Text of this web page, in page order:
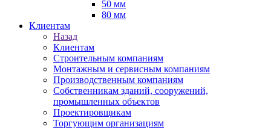
50 мм
80 мм
Клиентам
Назад
Клиентам
Строительным компаниям
Монтажным и сервисным компаниям
Производственным компаниям
Собственникам зданий, сооружений,
промышленных объектов
Проектировщикам
Торгующим организациям